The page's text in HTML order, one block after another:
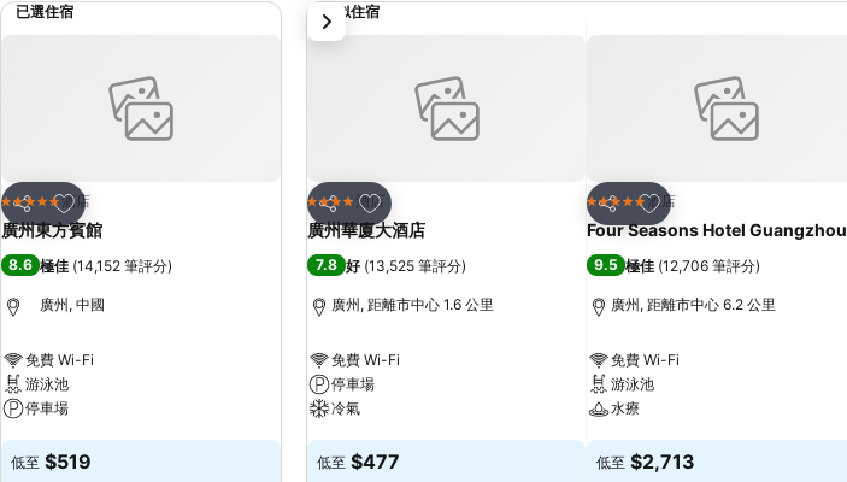
已選住宿
分享
放到收藏夾
5 星級 酒店
廣州東方賓館
8.6 極佳 (14,152 筆評分)
廣州, 中國
免費 Wi-Fi
游泳池
停車場
查看價格
低至 $519
類似住宿
分享
放到收藏夾
4 星級 酒店
廣州華廈大酒店
7.8 好 (13,525 筆評分)
廣州, 距離市中心 1.6 公里
免費 Wi-Fi
停車場
冷氣
查看價格
低至 $477
分享
放到收藏夾
5 星級 酒店
Four Seasons Hotel Guangzhou
9.5 極佳 (12,706 筆評分)
廣州, 距離市中心 6.2 公里
免費 Wi-Fi
游泳池
水療
查看價格
低至 $2,713
下一步